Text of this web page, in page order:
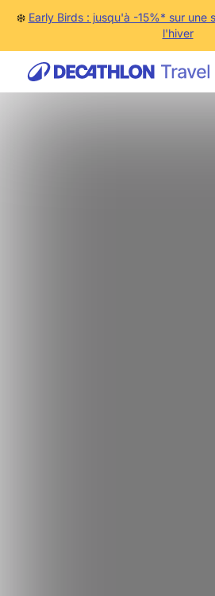
❄️ Early Birds : jusqu'à -15%* sur une
l'hiver